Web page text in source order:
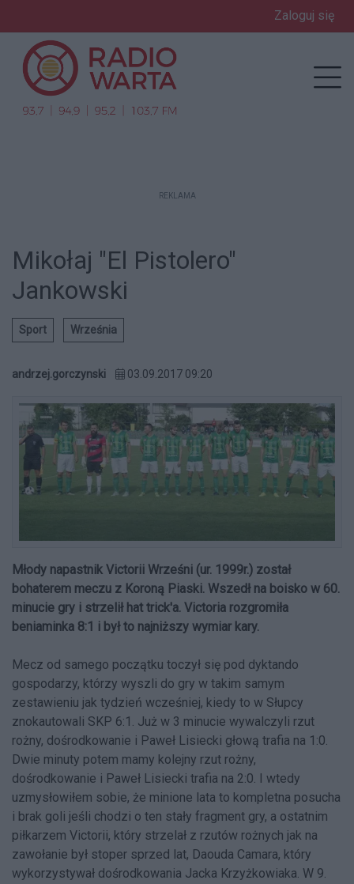
Zaloguj się
REKLAMA
Mikołaj "El Pistolero"
Jankowski
Sport Września
andrzej.gorczynski 03.09.2017 09:20
Młody napastnik Victorii Wrześni (ur. 1999r.) został
bohaterem meczu z Koroną Piaski. Wszedł na boisko w 60.
minucie gry i strzelił hat trick'a. Victoria rozgromiła
beniaminka 8:1 i był to najniższy wymiar kary.
Mecz od samego początku toczył się pod dyktando
gospodarzy, którzy wyszli do gry w takim samym
zestawieniu jak tydzień wcześniej, kiedy to w Słupcy
znokautowali SKP 6:1. Już w 3 minucie wywalczyli rzut
rożny, dośrodkowanie i Paweł Lisiecki głową trafia na 1:0.
Dwie minuty potem mamy kolejny rzut rożny,
dośrodkowanie i Paweł Lisiecki trafia na 2:0. I wtedy
uzmysłowiłem sobie, że minione lata to kompletna posucha
i brak goli jeśli chodzi o ten stały fragment gry, a ostatnim
piłkarzem Victorii, który strzelał z rzutów rożnych jak na
zawołanie był stoper sprzed lat, Daouda Camara, który
wykorzystywał dośrodkowania Jacka Krzyżkowiaka. W 9.